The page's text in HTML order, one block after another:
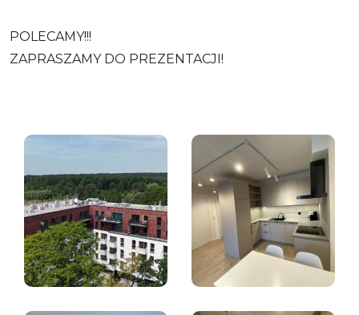
POLECAMY!!!
ZAPRASZAMY DO PREZENTACJI!